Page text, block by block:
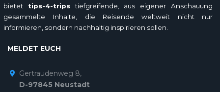
bietet tips-4-tripstiefgreifende, aus eigener Anschauung
gesammelte Inhalte, die Reisende weltweit nicht nur
informieren, sondern nachhaltig inspirieren sollen.
MELDET EUCH
Gertraudenweg 8,
D-97845 Neustadt